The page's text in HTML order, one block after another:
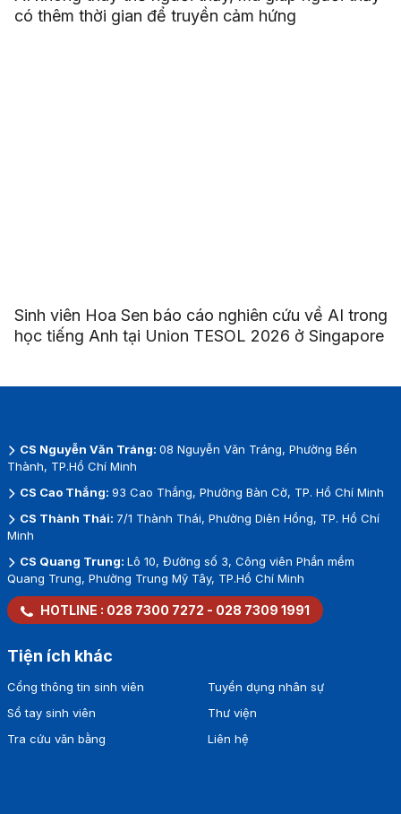
có thêm thời gian để truyền cảm hứng
Sinh viên Hoa Sen báo cáo nghiên cứu về AI trong
học tiếng Anh tại Union TESOL 2026 ở Singapore
CS Nguyễn Văn Tráng: 08 Nguyễn Văn Tráng, Phường Bến
Thành, TP.Hồ Chí Minh
CS Cao Thắng: 93 Cao Thắng, Phường Bàn Cờ, TP. Hồ Chí Minh
CS Thành Thái: 7/1 Thành Thái, Phường Diên Hồng, TP. Hồ Chí
Minh
CS Quang Trung: Lô 10, Đường số 3, Công viên Phần mềm
Quang Trung, Phường Trung Mỹ Tây, TP.Hồ Chí Minh
HOTLINE : 028 7300 7272 - 028 7309 1991
Tiện ích khác
Cổng thông tin sinh viên
Sổ tay sinh viên
Tra cứu văn bằng
Tuyển dụng nhân sự
Thư viện
Liên hệ